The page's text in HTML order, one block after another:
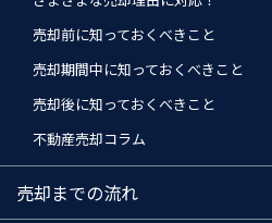
売却前に知っておくべきこと
売却期間中に知っておくべきこと
売却後に知っておくべきこと
不動産売却コラム
売却までの流れ